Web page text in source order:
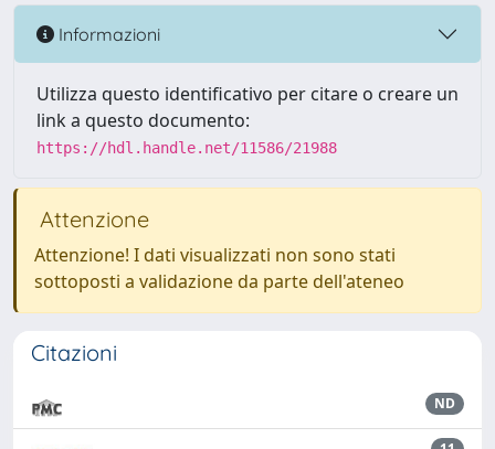
Informazioni
Utilizza questo identificativo per citare o creare un
link a questo documento:
https://hdl.handle.net/11586/21988
Attenzione
Attenzione! I dati visualizzati non sono stati
sottoposti a validazione da parte dell'ateneo
Citazioni
ND